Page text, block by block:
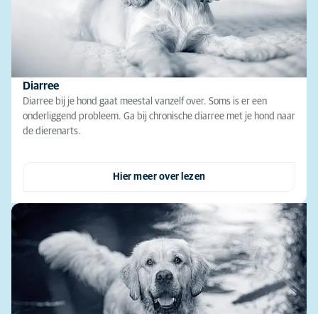
Diarree
Diarree bij je hond gaat meestal vanzelf over. Soms is er een
onderliggend probleem. Ga bij chronische diarree met je hond naar
de dierenarts.
Hier meer over lezen